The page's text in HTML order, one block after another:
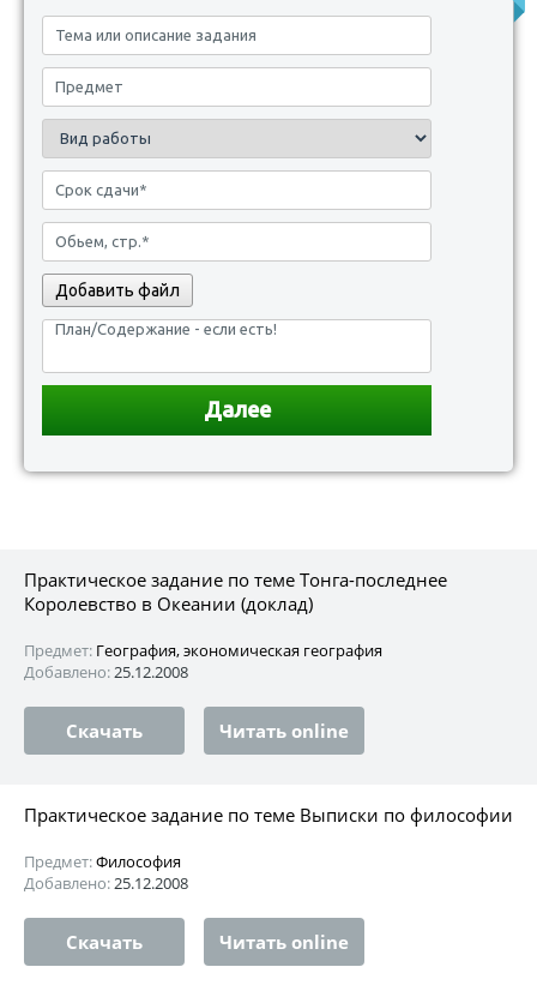
Добавить файл
Практическое задание по теме Тонга-последнее
Королевство в Океании (доклад)
Предмет: География, экономическая география
Добавлено:25.12.2008
Скачать Читать online
Практическое задание по теме Выписки по философии
Предмет:Философия
Добавлено:25.12.2008
Скачать Читать online